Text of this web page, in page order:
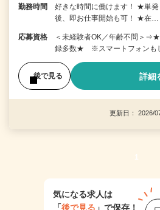
勤務時間
好きな時間に働けます！ ★単
後、即お仕事開始も可！ ★在…
応募資格
＜未経験者OK／年齢不問＞
録多数★ ※スマートフォンも
後で見る 詳細
更新日： 2026/
1
気になる求人は
「後で見る 」で保存！